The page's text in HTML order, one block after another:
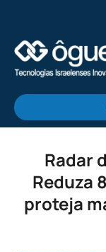
Radar
Reduza
proteja